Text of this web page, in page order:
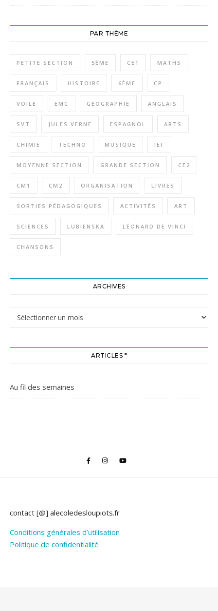
PAR THÈME
PETITE SECTION 5ÈME CE1 MATHS
FRANÇAIS HISTOIRE 6ÈME CP
VOILE EMC GÉOGRAPHIE ANGLAIS
SVT JULES VERNE ESPAGNOL ARTS
CHIMIE TECHNO MUSIQUE IEF
MOYENNE SECTION GRANDE SECTION CE2
CM1 CM2 ORGANISATION LIVRES
SORTIES PÉDAGOGIQUES ACTIVITÉS ART
SCIENCES LUBIENSKA LÉONARD DE VINCI
CHANSONS
ARCHIVES
ARTICLES *
Au fil des semaines
contact [@] alecoledesloupiots.fr
Conditions générales d’utilisation
Politique de confidentialité